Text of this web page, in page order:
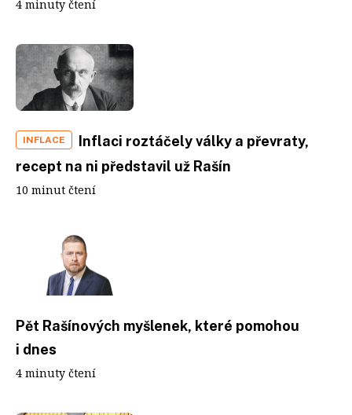
4 minuty čtení
INFLACE
Inflaci roztáčely války a převraty,
recept na ni představil už Rašín
10 minut čtení
Pět Rašínových myšlenek, které pomohou
i dnes
4 minuty čtení